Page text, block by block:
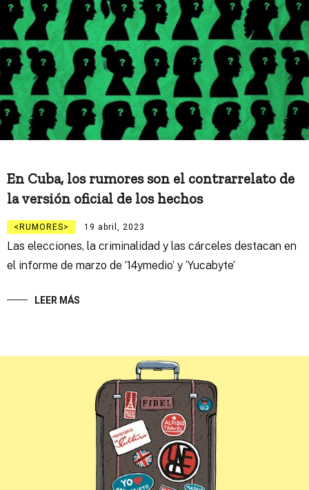
En Cuba, los rumores son el contrarrelato de
la versión oficial de los hechos
RUMORES 19 abril, 2023
Las elecciones, la criminalidad y las cárceles destacan en
el informe de marzo de ’14ymedio’ y ‘Yucabyte’
LEER MÁS